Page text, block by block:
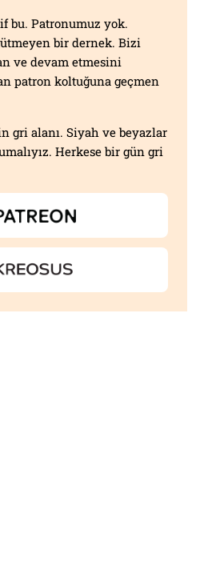
bu. Patronumuz yok.
bir dernek. Bizi
ve devam etmesini
patron koltuğuna geçmen
gri alanı. Siyah ve beyazlar
Herkese bir gün gri